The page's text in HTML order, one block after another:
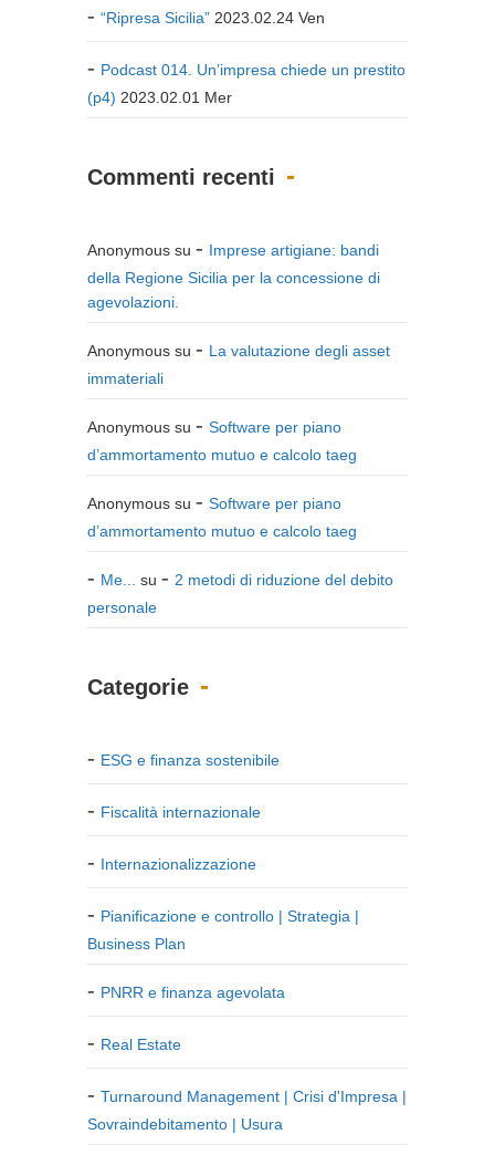
“Ripresa Sicilia” 2023.02.24 Ven
Podcast 014. Un’impresa chiede un prestito
(p4) 2023.02.01 Mer
Commenti recenti
Anonymous su
Imprese artigiane: bandi
della Regione Sicilia per la concessione di
agevolazioni.
Anonymous su
La valutazione degli asset
immateriali
Anonymous su
Software per piano
d’ammortamento mutuo e calcolo taeg
Anonymous su
Software per piano
d’ammortamento mutuo e calcolo taeg
Me... su
2 metodi di riduzione del debito
personale
Categorie
ESG e finanza sostenibile
Fiscalità internazionale
Internazionalizzazione
Pianificazione e controllo | Strategia |
Business Plan
PNRR e finanza agevolata
Real Estate
Turnaround Management | Crisi d'Impresa |
Sovraindebitamento | Usura